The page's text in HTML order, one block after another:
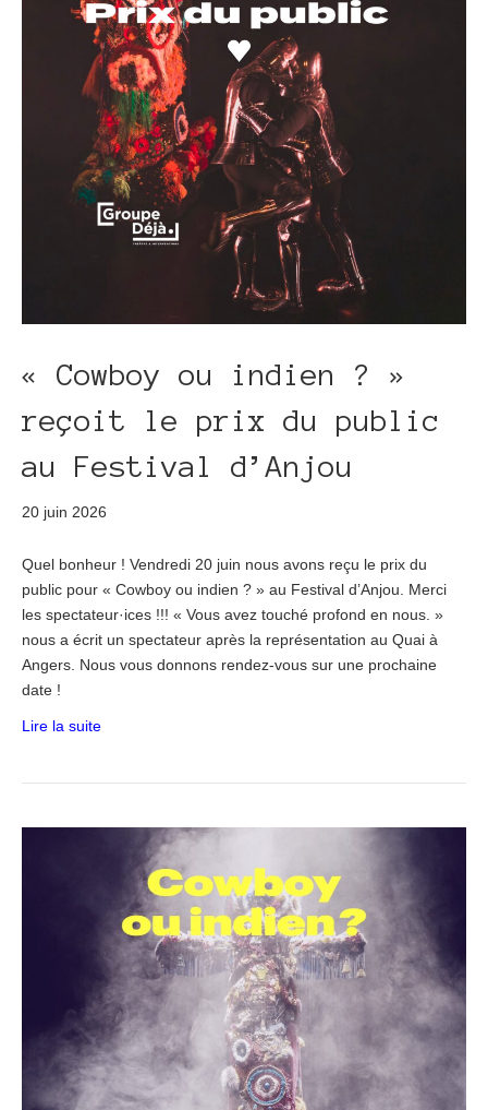
« Cowboy ou indien ? »
reçoit le prix du public
au Festival d’Anjou
20 juin 2026
Quel bonheur ! Vendredi 20 juin nous avons reçu le prix du
public pour « Cowboy ou indien ? » au Festival d’Anjou. Merci
les spectateur·ices !!! « Vous avez touché profond en nous. »
nous a écrit un spectateur après la représentation au Quai à
Angers. Nous vous donnons rendez-vous sur une prochaine
date !
Lire la suite